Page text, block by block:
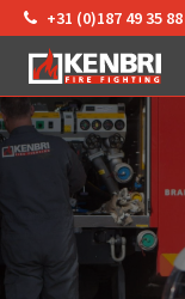
+31 (0)187 49 35 88